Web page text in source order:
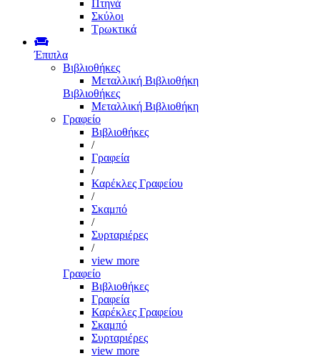
Πτηνά
Σκύλοι
Τρωκτικά
Έπιπλα
Βιβλιοθήκες
Μεταλλική Βιβλιοθήκη
Βιβλιοθήκες
Μεταλλική Βιβλιοθήκη
Γραφείο
Βιβλιοθήκες
/
Γραφεία
/
Καρέκλες Γραφείου
/
Σκαμπό
/
Συρταριέρες
/
view more
Γραφείο
Βιβλιοθήκες
Γραφεία
Καρέκλες Γραφείου
Σκαμπό
Συρταριέρες
view more